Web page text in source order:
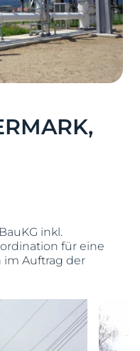
inkl.
für eine
im Auftrag der